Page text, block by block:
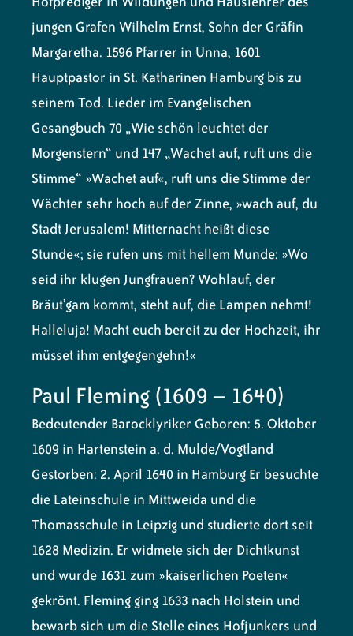
jungen Grafen Wilhelm Ernst, Sohn der Gräfin
Margaretha. 1596 Pfarrer in Unna, 1601
Hauptpastor in St. Katharinen Hamburg bis zu
seinem Tod. Lieder im Evangelischen
Gesangbuch 70 „Wie schön leuchtet der
Morgenstern“ und 147 „Wachet auf, ruft uns die
Stimme“ »Wachet auf«, ruft uns die Stimme der
Wächter sehr hoch auf der Zinne, »wach auf, du
Stadt Jerusalem! Mitternacht heißt diese
Stunde«; sie rufen uns mit hellem Munde: »Wo
seid ihr klugen Jungfrauen? Wohlauf, der
Bräut’gam kommt, steht auf, die Lampen nehmt!
Halleluja! Macht euch bereit zu der Hochzeit, ihr
müsset ihm entgegengehn!«
Paul Fleming (1609 – 1640)
Bedeutender Barocklyriker Geboren: 5. Oktober
1609 in Hartenstein a. d. Mulde/Vogtland
Gestorben: 2. April 1640 in Hamburg Er besuchte
die Lateinschule in Mittweida und die
Thomasschule in Leipzig und studierte dort seit
1628 Medizin. Er widmete sich der Dichtkunst
und wurde 1631 zum »kaiserlichen Poeten«
gekrönt. Fleming ging 1633 nach Holstein und
bewarb sich um die Stelle eines Hofjunkers und